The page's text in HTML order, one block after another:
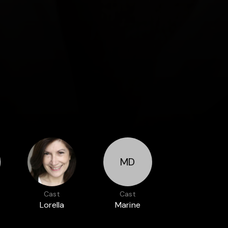
Cast
Lorella
MD
Cast
Marine